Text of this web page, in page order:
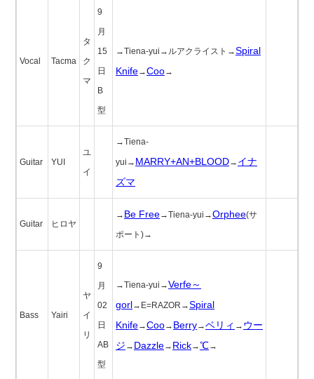
Vocal Tacma
タ
ク
マ
9
月
15
日
B
型
→Tiena-yui→ルアクライスト→Spiral
Knife→Coo→
Guitar YUI
ユ
イ
→Tiena-
yui→ MARRY+AN+BLOOD→ イナ
ズマ
Guitar ヒロヤ
→ Be Free→Tiena-yui→Orphee(サ
ポート)→
Bass Yairi
ヤ
イ
リ
9
月
02
日
AB
型
→Tiena-yui→Verfe～
gorl →E=RAZOR→Spiral
Knife→Coo→ Berry→ベリィ → ウー
ジ → Dazzle→ Rick→℃→